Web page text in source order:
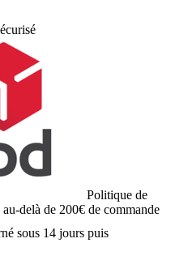
Politique de
delà de 200€ de commande
sous 14 jours puis